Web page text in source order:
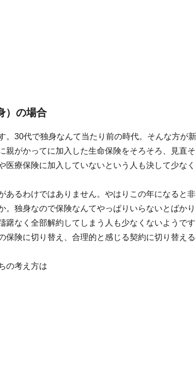
）の場合
。30代で独身なんて当たり前の時代。そんな方が
親がかってに加入した生命保険をそろそろ、見直
医療保険に加入していないという人も決して少な
あるわけではありません。やはりこの年になると
。独身なので保険なんてやっぱりいらないとばか
躇なく全部解約してしまう人も少なくないようで
保険に切り替え、合理的と感じる契約に切り替える
の考え方は